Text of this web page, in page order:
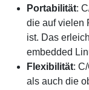
Portabilität:
die auf vielen
ist. Das
embedded
Flexibilität:
als auch die